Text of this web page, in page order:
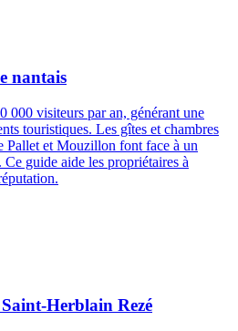
nantais
000 visiteurs par an, générant une
touristiques. Les gîtes et chambres
Pallet et Mouzillon font face à un
guide aide les propriétaires à
Herblain Rezé